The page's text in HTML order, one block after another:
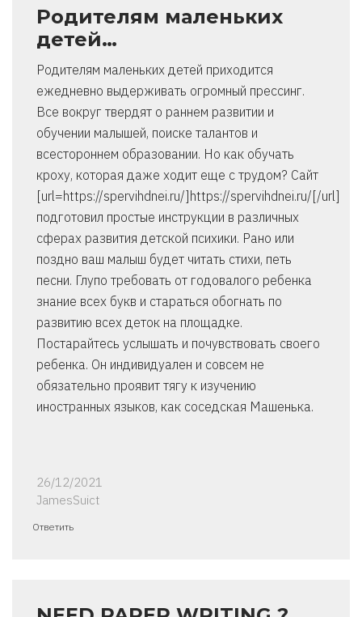
Родителям маленьких
детей…
Родителям маленьких детей приходится
ежедневно выдерживать огромный прессинг.
Все вокруг твердят о раннем развитии и
обучении малышей, поиске талантов и
всестороннем образовании. Но как обучать
кроху, которая даже ходит еще с трудом? Сайт
[url=https://spervihdnei.ru/]https://spervihdnei.ru/[/url]
подготовил простые инструкции в различных
сферах развития детской психики. Рано или
поздно ваш малыш будет читать стихи, петь
песни. Глупо требовать от годовалого ребенка
знание всех букв и стараться обогнать по
развитию всех деток на площадке.
Постарайтесь услышать и почувствовать своего
ребенка. Он индивидуален и совсем не
обязательно проявит тягу к изучению
иностранных языков, как соседская Машенька.
26/12/2021
JamesSuict
Ответить